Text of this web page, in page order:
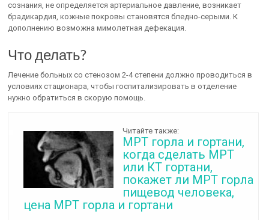
сознания, не определяется артериальное давление, возникает
брадикардия, кожные покровы становятся бледно-серыми. К
дополнению возможна мимолетная дефекация.
Что делать?
Лечение больных со стенозом 2-4 степени должно проводиться в
условиях стационара, чтобы госпитализировать в отделение
нужно обратиться в скорую помощь.
Читайте также:
МРТ горла и гортани,
когда сделать МРТ
или КТ гортани,
покажет ли МРТ горла
пищевод человека,
цена МРТ горла и гортани